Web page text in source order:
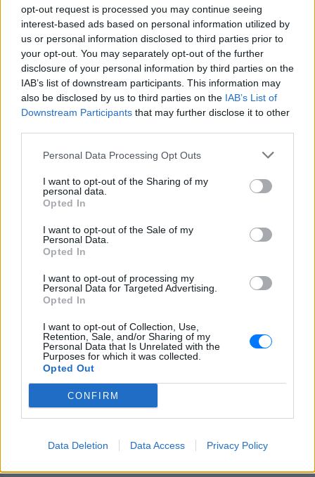
opt-out request is processed you may continue seeing
interest-based ads based on personal information utilized by
us or personal information disclosed to third parties prior to
your opt-out. You may separately opt-out of the further
disclosure of your personal information by third parties on the
IAB’s list of downstream participants. This information may
also be disclosed by us to third parties on the IAB’s List of
Downstream Participants that may further disclose it to other
Personal Data Processing Opt Outs
I want to opt-out of the Sharing of my
personal data.
Opted In
I want to opt-out of the Sale of my
Personal Data.
Opted In
I want to opt-out of processing my
Personal Data for Targeted Advertising.
Opted In
I want to opt-out of Collection, Use,
Retention, Sale, and/or Sharing of my
Personal Data that Is Unrelated with the
Purposes for which it was collected.
Opted Out
CONFIRM
Data Deletion Data Access Privacy Policy